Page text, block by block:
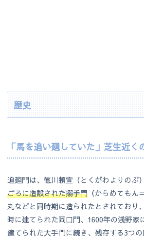
歴史
「馬を追い廻していた」芝生近く
追廻門は、徳川頼宣（とくがわよりのぶ
ごろに造設された搦手門 （からめてもん
丸などと同時期に造られたとされており
時に建てられた岡口門、1600年の浅野家
建てられた大手門に続き、残存する3つ